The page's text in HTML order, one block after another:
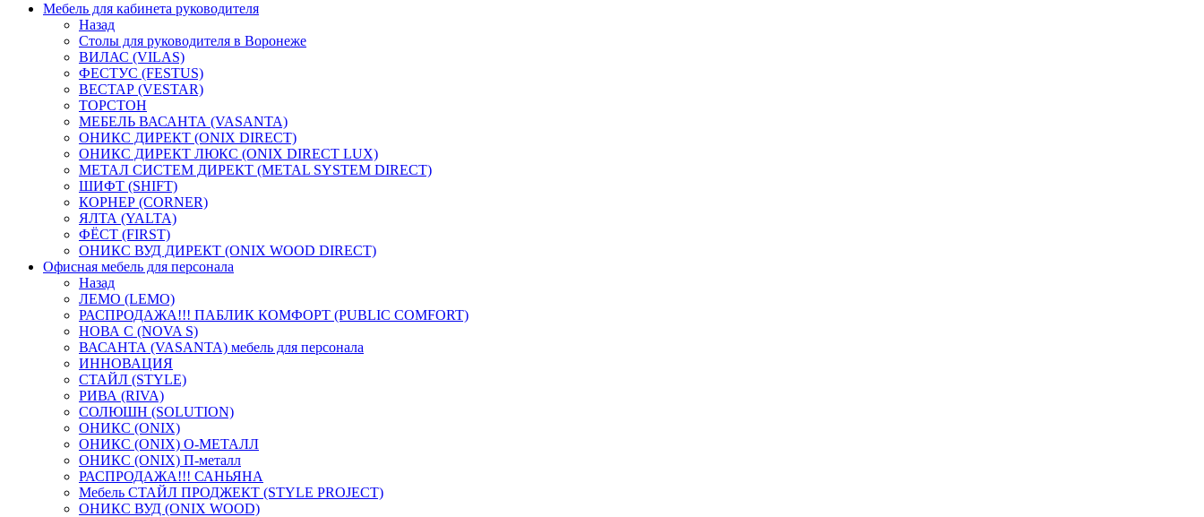
Мебель для кабинета руководителя
Назад
Столы для руководителя в Воронеже
ВИЛАС (VILAS)
ФЕСТУС (FESTUS)
ВЕСТАР (VESTAR)
ТОРСТОН
МЕБЕЛЬ ВАСАНТА (VASANTA)
ОНИКС ДИРЕКТ (ONIX DIRECT)
ОНИКС ДИРЕКТ ЛЮКС (ONIX DIRECT LUX)
МЕТАЛ СИСТЕМ ДИРЕКТ (METAL SYSTEM DIRECT)
ШИФТ (SHIFT)
КОРНЕР (CORNER)
ЯЛТА (YALTA)
ФЁСТ (FIRST)
ОНИКС ВУД ДИРЕКТ (ONIX WOOD DIRECT)
Офисная мебель для персонала
Назад
ЛЕМО (LEMO)
РАСПРОДАЖА!!! ПАБЛИК КОМФОРТ (PUBLIC COMFORT)
НОВА С (NOVA S)
ВАСАНТА (VASANTA) мебель для персонала
ИННОВАЦИЯ
СТАЙЛ (STYLE)
РИВА (RIVA)
СОЛЮШН (SOLUTION)
ОНИКС (ONIX)
ОНИКС (ONIX) O-МЕТАЛЛ
ОНИКС (ONIX) П-металл
РАСПРОДАЖА!!! САНЬЯНА
Мебель СТАЙЛ ПРОДЖЕКТ (STYLE PROJECT)
ОНИКС ВУД (ONIX WOOD)